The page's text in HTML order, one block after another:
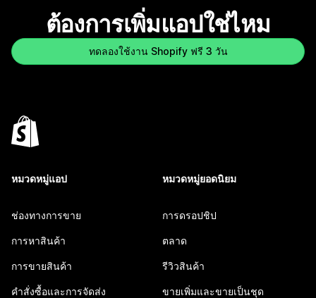
ต้องการเพิ่มแอปใช่ไหม
ทดลองใช้งาน Shopify ฟรี 3 วัน
หมวดหมู่แอป
ช่องทางการขาย
การหาสินค้า
การขายสินค้า
คำสั่งซื้อและการจัดส่ง
หมวดหมู่ยอดนิยม
การดรอปชิป
ตลาด
รีวิวสินค้า
ขายเพิ่มและขายเป็นชุด